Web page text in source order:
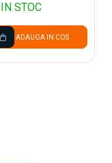
IN STOC
ADAUGA IN COS